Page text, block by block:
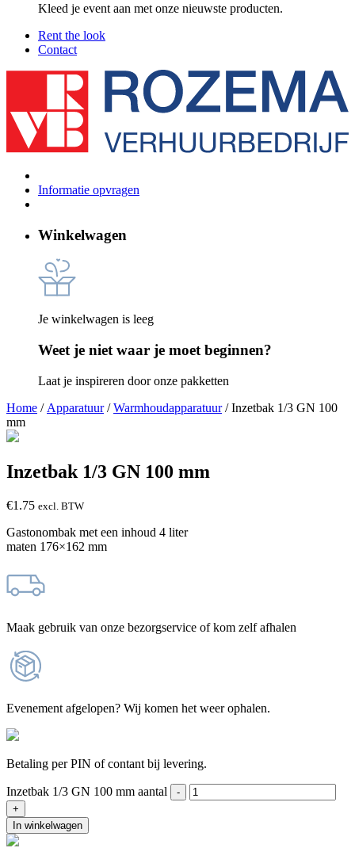
Kleed je event aan met onze nieuwste producten.
Rent the look
Contact
Informatie opvragen
Winkelwagen
Je winkelwagen is leeg
Weet je niet waar je moet beginnen?
Laat je inspireren door onze pakketten
Home / Apparatuur/Warmhoudapparatuur/ Inzetbak 1/3 GN 100
mm
Inzetbak 1/3 GN 100 mm
€1.75 excl. BTW
Gastonombak met een inhoud 4 liter
maten 176×162 mm
Maak gebruik van onze bezorgservice of kom zelf afhalen
Evenement afgelopen? Wij komen het weer ophalen.
Betaling per PIN of contant bij levering.
Inzetbak 1/3 GN 100 mm aantal
In winkelwagen